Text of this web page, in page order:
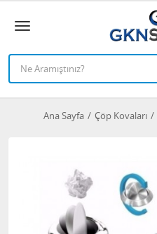
Ana Sayfa Çöp Kovaları